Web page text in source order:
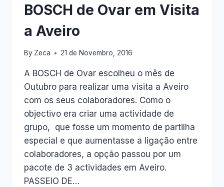
BOSCH de Ovar em Visita
a Aveiro
By Zeca 21 de Novembro, 2016
A BOSCH de Ovar escolheu o mês de
Outubro para realizar uma visita a Aveiro
com os seus colaboradores. Como o
objectivo era criar uma actividade de
grupo, que fosse um momento de partilha
especial e que aumentasse a ligação entre
colaboradores, a opção passou por um
pacote de 3 actividades em Aveiro.
PASSEIO DE…